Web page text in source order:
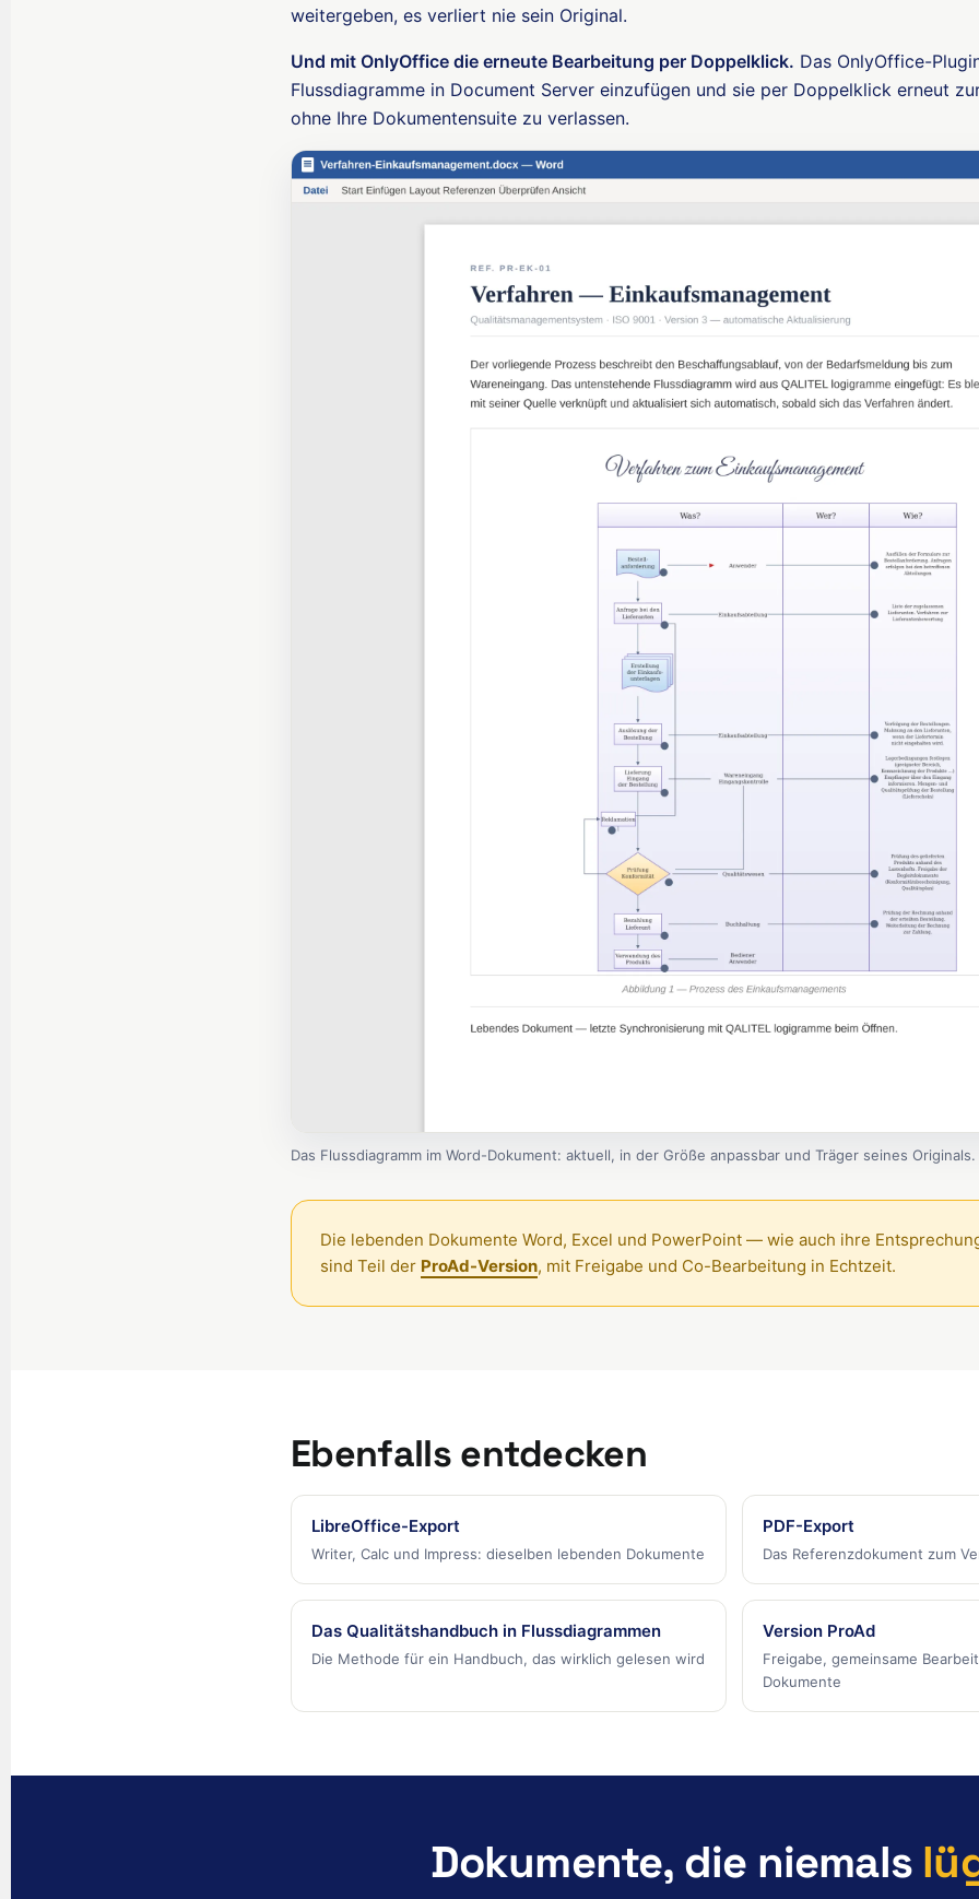
weitergeben, es verliert nie sein Original.
Und mit OnlyOffice die erneute Bearbeitung per Doppelklick. Das OnlyOffice-
Flussdiagramme in Document Server einzufügen und sie per Doppelklick erneut
ohne Ihre Dokumentensuite zu verlassen.
Das Flussdiagramm im Word-Dokument: aktuell, in der Größe anpassbar und Träger seines Originals.
Die lebenden Dokumente Word, Excel und PowerPoint — wie auch ihre
sind Teil der ProAd-Version, mit Freigabe und Co-Bearbeitung in Echtzeit.
Ebenfalls entdecken
LibreOffice-Export
Writer, Calc und Impress: dieselben lebenden Dokumente
PDF-Export
Das Referenzdokument zum
Das Qualitätshandbuch in Flussdiagrammen
Die Methode für ein Handbuch, das wirklich gelesen wird
Version ProAd
Freigabe, gemeinsame
Dokumente
Dokumente, die niemals